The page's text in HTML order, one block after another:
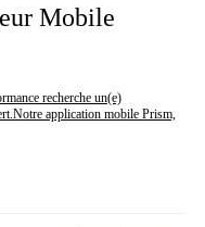
Mobile
recherche un(e)
application mobile Prism,